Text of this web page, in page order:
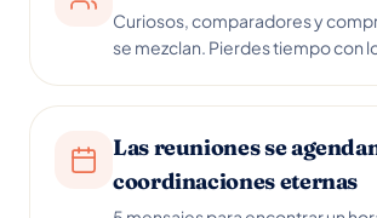
Curiosos, comparadores y
se mezclan. Pierdes tiempo con
Las reuniones se
coordinaciones eternas